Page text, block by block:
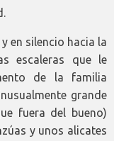
en silencio hacia la
escaleras que le
de la familia
grande
fuera del bueno)
y unos alicates